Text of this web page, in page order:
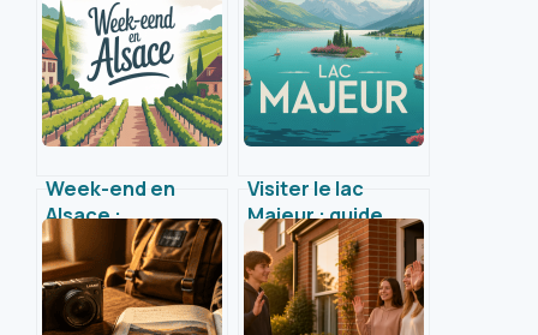
Week-end en
Alsace :
expériences
uniques à vivre le
temps d’une
escapade
Visiter le lac
Majeur : guide
complet pour
vivre une
expérience
inoubliable